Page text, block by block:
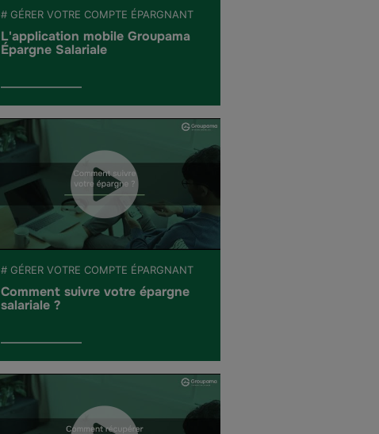
# GÉRER VOTRE COMPTE ÉPARGNANT
L'application mobile Groupama
Épargne Salariale
# GÉRER VOTRE COMPTE ÉPARGNANT
Comment suivre votre épargne
salariale ?